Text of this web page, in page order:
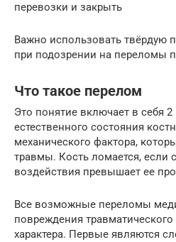
перевозки и закрыть
Важно использовать твёрдую
при подозрении на переломы
Что такое перелом
Это понятие включает в себя
естественного состояния
механического фактора,
травмы. Кость ломается, если
воздействия превышает ее
Все возможные переломы
повреждения травматического
характера. Первые являются